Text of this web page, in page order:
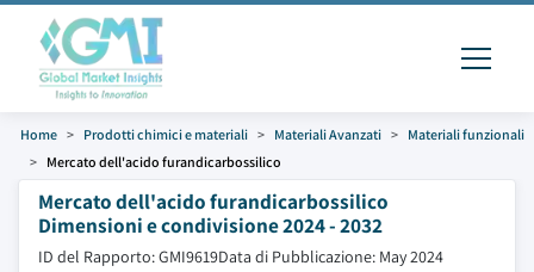
Home Prodotti chimici e materiali Materiali Avanzati
Materiali funzionali
Mercato dell'acido furandicarbossilico
Mercato dell'acido furandicarbossilico
Dimensioni e condivisione 2024 - 2032
ID del Rapporto: GMI9619Data di Pubblicazione: May 2024